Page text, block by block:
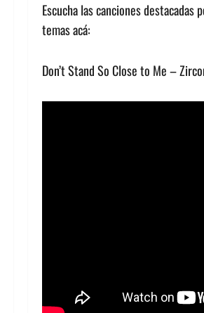
Escucha las canciones
temas acá:
Don’t Stand So Close to Me –